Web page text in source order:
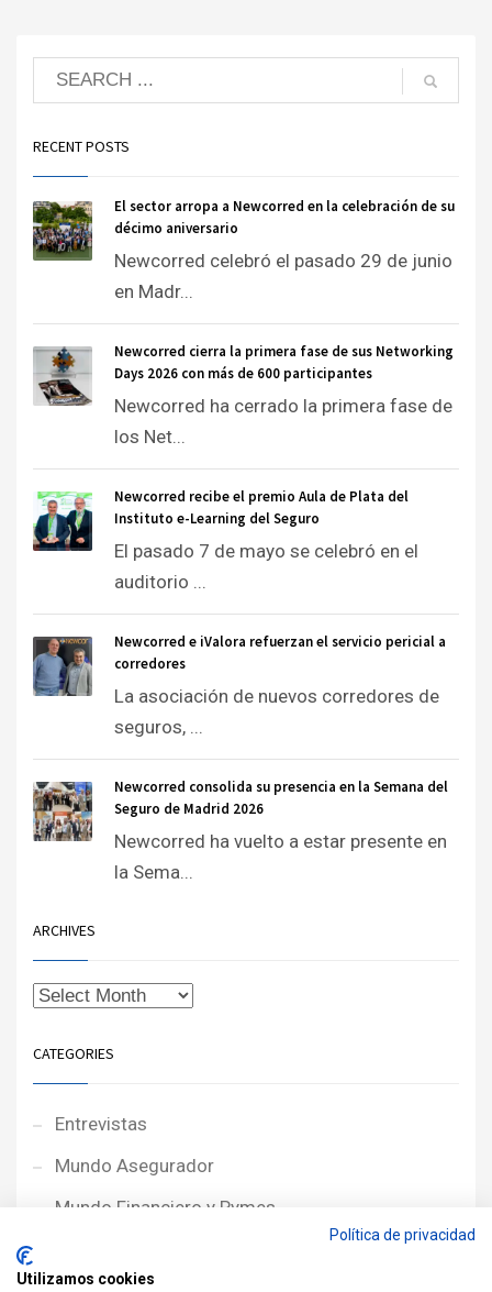
RECENT POSTS
El sector arropa a Newcorred en la celebración de su
décimo aniversario
Newcorred celebró el pasado 29 de junio
en Madr...
Newcorred cierra la primera fase de sus Networking
Days 2026 con más de 600 participantes
Newcorred ha cerrado la primera fase de
los Net...
Newcorred recibe el premio Aula de Plata del
Instituto e-Learning del Seguro
El pasado 7 de mayo se celebró en el
auditorio ...
Newcorred e iValora refuerzan el servicio pericial a
corredores
La asociación de nuevos corredores de
seguros, ...
Newcorred consolida su presencia en la Semana del
Seguro de Madrid 2026
Newcorred ha vuelto a estar presente en
la Sema...
ARCHIVES
CATEGORIES
Entrevistas
Mundo Asegurador
Mundo Financiero y Pymes
Política de privacidad
Utilizamos cookies